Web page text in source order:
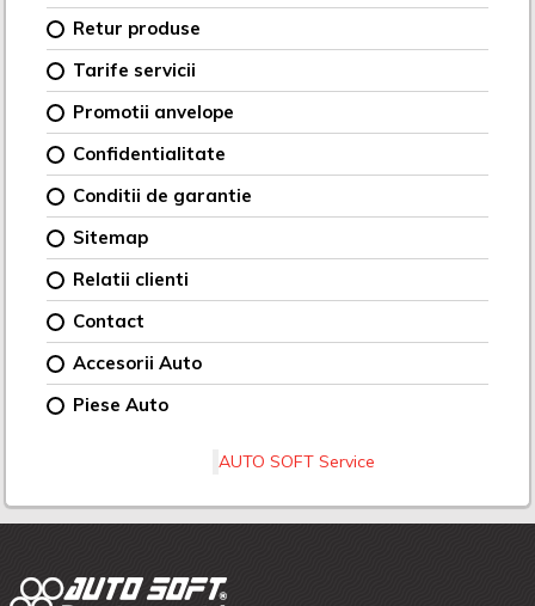
Retur produse
Tarife servicii
Promotii anvelope
Confidentialitate
Conditii de garantie
Sitemap
Relatii clienti
Contact
Accesorii Auto
Piese Auto
AUTO SOFT Service